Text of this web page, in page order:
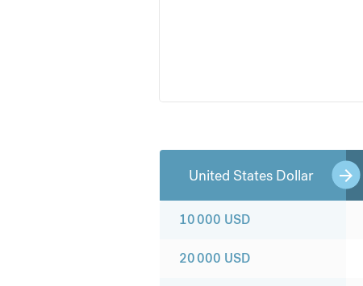
United States Dollar
10 000 USD
20 000 USD